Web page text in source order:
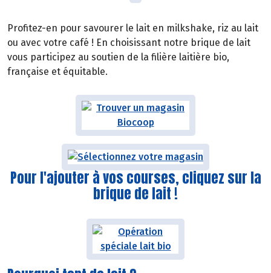
Profitez-en pour savourer le lait en milkshake, riz au lait
ou avec votre café ! En choisissant notre brique de lait
vous participez au soutien de la filière laitière bio,
française et équitable.
Pour l'ajouter à vos courses, cliquez sur la
brique de lait !